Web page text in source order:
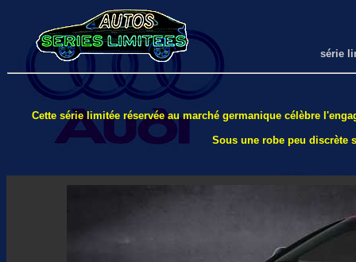
série
Cette série limitée réservée au marché germanique célèbre
Sous une robe peu discrète